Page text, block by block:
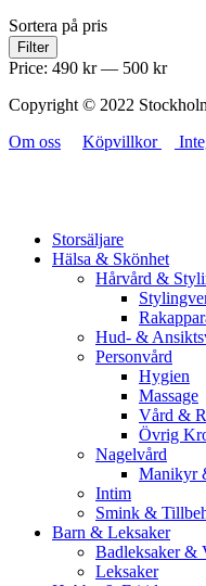
Sortera på pris
Filter
Price: 490 kr— 500 kr
Copyright © 2022
Om oss
Köpvillkor
Storsäljare
Hälsa & Skönhet
Hårvård &
Hud- &
Personvård
Hygien
Massage
Vård &
Övrig
Nagelvård
Manikyr
Intim
Smink &
Barn & Leksaker
Badleksaker &
Leksaker